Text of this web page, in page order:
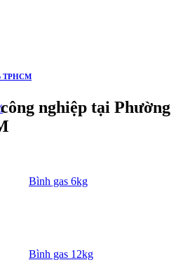
Bình gas 6kg
Bình gas 12kg
TPHCM
nghiệp tại Phường